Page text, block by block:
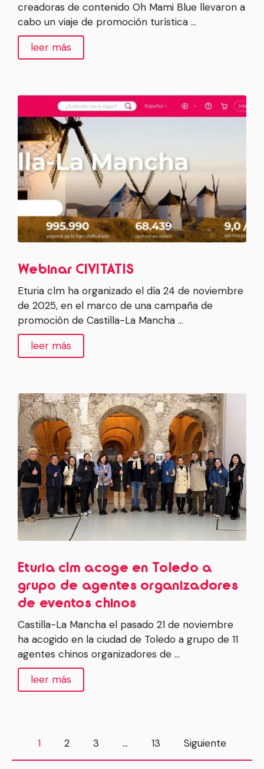
creadoras de contenido Oh Mami Blue llevaron a
cabo un viaje de promoción turística …
leer más
Webinar CIVITATIS
Eturia clm ha organizado el día 24 de noviembre
de 2025, en el marco de una campaña de
promoción de Castilla-La Mancha …
leer más
Eturia clm acoge en Toledo a
grupo de agentes organizadores
de eventos chinos
Castilla-La Mancha el pasado 21 de noviembre
ha acogido en la ciudad de Toledo a grupo de 11
agentes chinos organizadores de …
leer más
1 2 3 … 13 Siguiente